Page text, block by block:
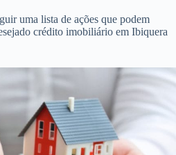
uma lista de ações que podem
crédito imobiliário em Ibiquera